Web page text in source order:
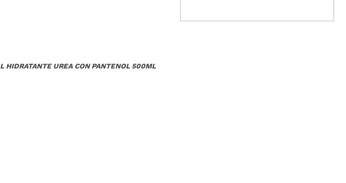
HIDRATANTE UREA CON PANTENOL 500ML